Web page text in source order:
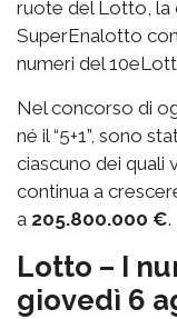
ruote del Lotto, la
SuperEnalotto
numeri del
Nel concorso di
né il “5+1”, sono
ciascuno dei quali
continua a
a 205.800.000 €.
Lotto – I
giovedì 6